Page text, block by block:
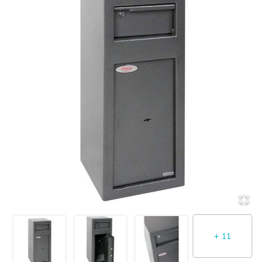
+ 11